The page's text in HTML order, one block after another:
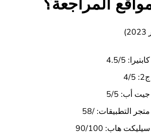
كابتيرا: 4.5/5
ج2: 4/5
جيت أب: 5/5
متجر التطبيقات: /58
سيليكت هاب: 90/100